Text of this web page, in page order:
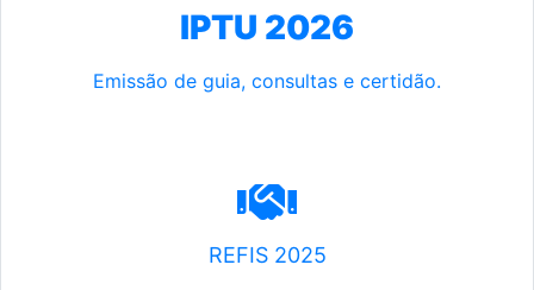
IPTU 2026
Emissão de guia, consultas e certidão.
REFIS 2025